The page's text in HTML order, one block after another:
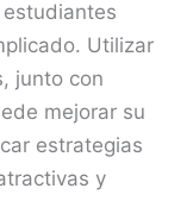
Utilizar
junto con
mejorar su
estrategias
y